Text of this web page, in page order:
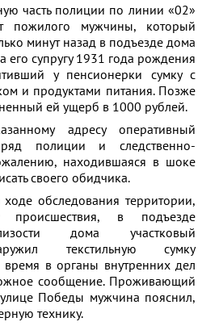
часть полиции по линии «02»
пожилого мужчины, который
минут назад в подъезде дома
его супругу 1931 года рождения
у пенсионерки сумку с
и продуктами питания. Позже
ей ущерб в 1000 рублей.
адресу оперативный
полиции и следственно-
находившаяся в шоке
своего обидчика.
обследования территории,
в подъезде
дома участковый
текстильную сумку
в органы внутренних дел
сообщение. Проживающий
Победы мужчина пояснил,
технику.